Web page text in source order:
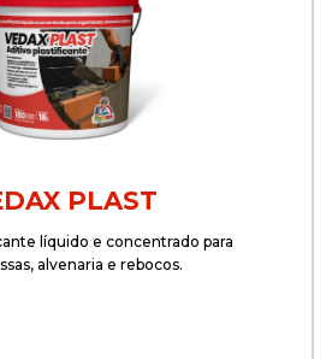
PLAST
líquido e concentrado para
alvenaria e rebocos.